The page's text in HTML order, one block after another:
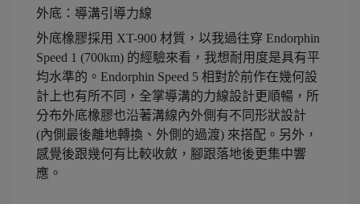
外底：導溝引導力線
外底橡膠採用 XT-900 材質，以我過往穿 Endorphin
Speed 1 (700km) 的經驗來看，我想耐用度是具有平
均水準的。Endorphin Speed 5 相對於前作在幾何設
計上也有所不同，全掌導溝的力線設計更順暢，所
分布外底橡膠也沿著溝線內外側有不同形狀設計
(內側最後離地轉換、外側的過渡) 來搭配。另外，
感覺後跟幾何有比較收斂，腳跟落地後更集中響
應。